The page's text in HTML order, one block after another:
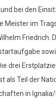
bei den
Meister im
Friedrich.
drei
als Teil der
in